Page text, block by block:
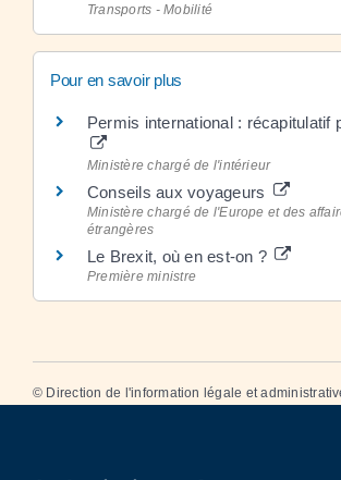
Transports - Mobilité
Pour en savoir plus
Permis international : récapitulatif
Ministère chargé de l'intérieur
Conseils aux voyageurs
Ministère chargé de l'Europe et des
étrangères
Le Brexit, où en est-on ?
Première ministre
© Direction de l'information légale et